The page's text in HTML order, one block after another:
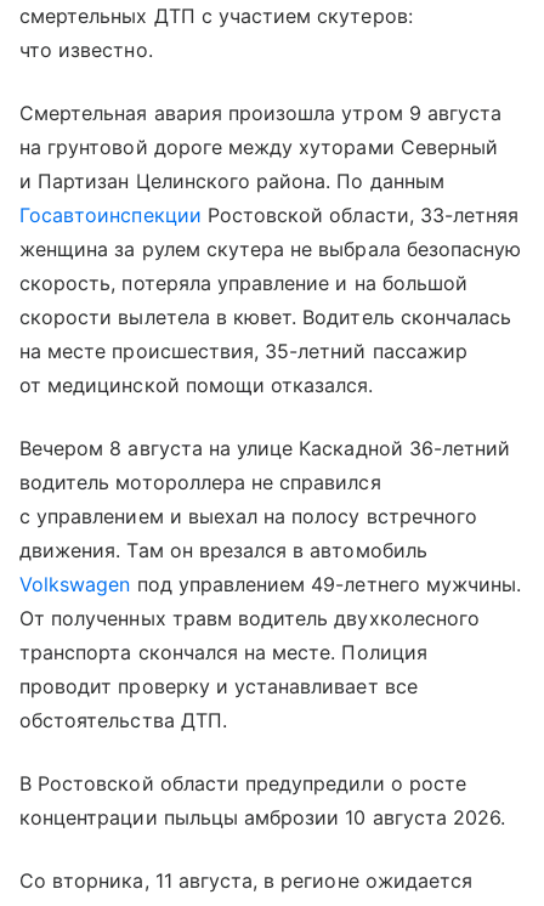
смертельных ДТП с участием скутеров:
что известно.
Смертельная авария произошла утром 9 августа
на грунтовой дороге между хуторами Северный
и Партизан Целинского района. По данным
Госавтоинспекции Ростовской области, 33-летняя
женщина за рулем скутера не выбрала безопасную
скорость, потеряла управление и на большой
скорости вылетела в кювет. Водитель скончалась
на месте происшествия, 35-летний пассажир
от медицинской помощи отказался.
Вечером 8 августа на улице Каскадной 36-летний
водитель мотороллера не справился
с управлением и выехал на полосу встречного
движения. Там он врезался в автомобиль
Volkswagen под управлением 49-летнего мужчины.
От полученных травм водитель двухколесного
транспорта скончался на месте. Полиция
проводит проверку и устанавливает все
обстоятельства ДТП.
В Ростовской области предупредили о росте
концентрации пыльцы амброзии 10 августа 2026.
Со вторника, 11 августа, в регионе ожидается